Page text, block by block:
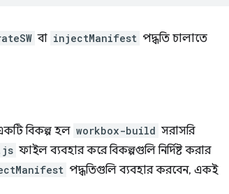
বা injectManifest পদ্ধতি চালাতে
বিকল্প হল workbox-build সরাসরি
ফাইল ব্যবহার করে বিকল্পগুলি নির্দিষ্ট করার
পদ্ধতিগুলি ব্যবহার করবেন, একই